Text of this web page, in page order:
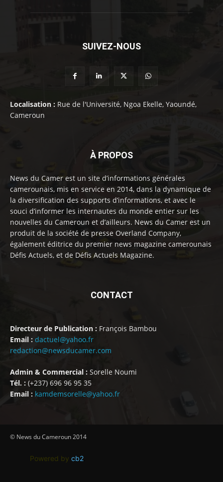
SUIVEZ-NOUS
Localisation : Rue de l'Université, Ngoa Ekelle, Yaoundé,
Cameroun
À PROPOS
News du Camer est un site d’informations générales
camerounais, mis en service en 2014, dans la dynamique de
la diversification des supports d’informations, et avec le
souci d’informer les internautes du monde entier sur les
nouvelles du Cameroun et d’ailleurs. News du Camer est un
produit de la société de presse Overland Company,
également éditrice du premier news magazine camerounais
Défis Actuels, et de Défis Actuels Magazine.
CONTACT
Directeur de Publication : François Bambou
Email : dactuel@yahoo.fr
redaction@newsducamer.com
Admin & Commercial : Sorelle Noumi
Tél. : (+237) 696 96 95 35
Email : kamdemsorelle@yahoo.fr
© News du Cameroun 2014
Powered by cb2